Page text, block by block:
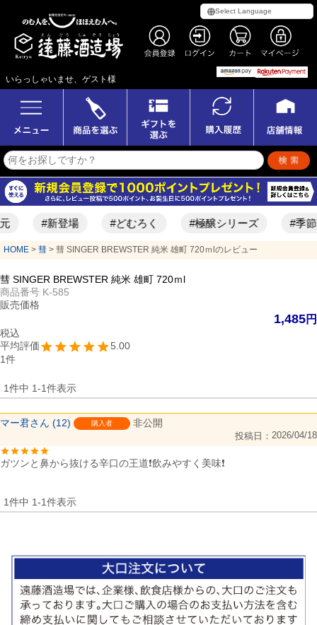
いらっしゃいませ、ゲスト様
#新登場 #どむろく #極醸シリーズ #季節
HOME 彗 彗 SINGER BREWSTER 純米 雄町 720ｍlのレビュー
彗 SINGER BREWSTER 純米 雄町 720ｍl
商品番号 K-585
販売価格
1,485
税込
5.00
1
1件中 1-1件表示
マー君 12 購入者 非公開
投稿日 2026/04/18
ガツンと鼻から抜ける辛口の王道❗飲みやすく美味❗
1件中 1-1件表示